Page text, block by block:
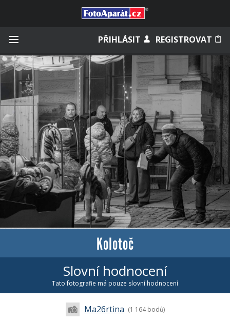
PŘIHLÁSIT REGISTROVAT
Zapamatovat
Zapomněli jste heslo?
Měli jste účet na starém webu?
Kolotoč
Slovní hodnocení
Tato fotografie má pouze slovní hodnocení
Ma26rtina (1 164 bodů)